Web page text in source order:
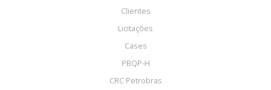
Clientes
Licitações
Cases
PBQP-H
CRC Petrobras